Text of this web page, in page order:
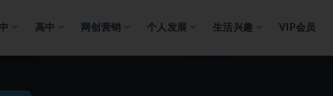
高中 网创营销 个人发展 生活兴趣 VIP会员